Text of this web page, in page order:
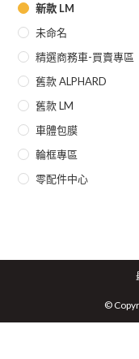
新款 LM
未命名
精選商務車-買賣專區
舊款 ALPHARD
舊款 LM
車體包膜
輪框專區
零配件中心
©